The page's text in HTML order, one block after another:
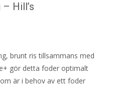
Hill’s
brunt ris tillsammans med
gör detta foder optimalt
är i behov av ett foder